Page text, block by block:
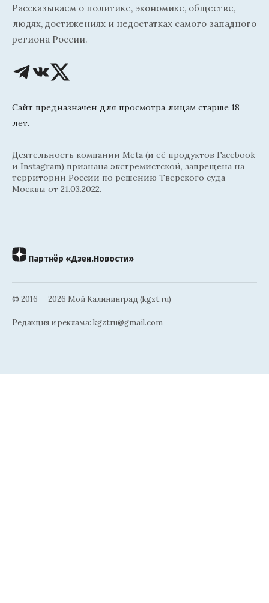
Рассказываем о политике, экономике, обществе,
людях, достижениях и недостатках самого западного
региона России.
Сайт предназначен для просмотра лицам старше 18
лет.
Деятельность компании Meta (и её продуктов Facebook
и Instagram) признана экстремистской, запрещена на
территории России по решению Тверского суда
Москвы от 21.03.2022.
Партнёр «Дзен.Новости»
© 2016 — 2026 Мой Калининград (kgzt.ru)
Редакция и реклама: kgztru@gmail.com